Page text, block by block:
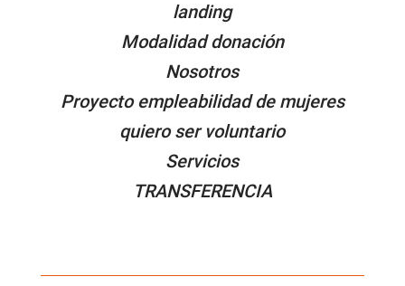
landing
Modalidad donación
Nosotros
Proyecto empleabilidad de mujeres
quiero ser voluntario
Servicios
TRANSFERENCIA